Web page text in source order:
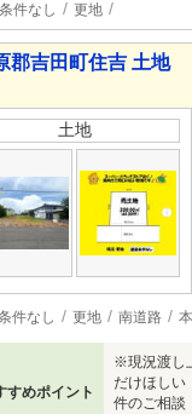
件なし 更地
郡吉田町住吉 土地
土地
件なし 更地 南道路
すめポイント
※現況渡し
だけほしい
件のご相談